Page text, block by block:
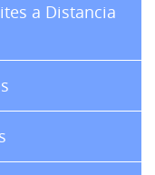
a Distancia